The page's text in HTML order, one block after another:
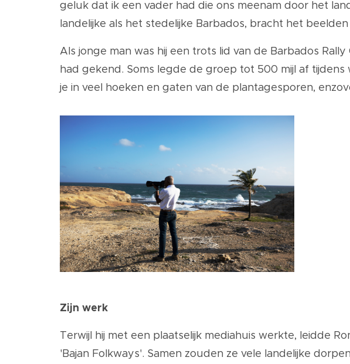
geluk dat ik een vader had die ons meenam door het
landelijke als het stedelijke Barbados, bracht het
Als jonge man was hij een trots lid van de Barbados
had gekend. Soms legde de groep tot 500 mijl af
je in veel hoeken en gaten van de plantagesporen,
Zijn werk
Terwijl hij met een plaatselijk mediahuis werkte, leidde
'Bajan Folkways'. Samen zouden ze vele landelijke